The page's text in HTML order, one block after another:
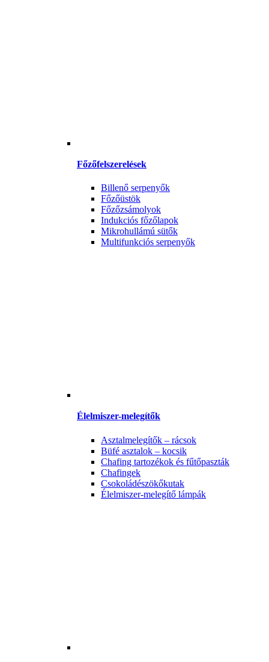
Főzőfelszerelések
Billenő serpenyők
Főzőüstök
Főzőzsámolyok
Indukciós főzőlapok
Mikrohullámú sütők
Multifunkciós serpenyők
Élelmiszer-melegítők
Asztalmelegítők – rácsok
Büfé asztalok – kocsik
Chafing tartozékok és fűtőpaszták
Chafingek
Csokoládészökőkutak
Élelmiszer-melegítő lámpák